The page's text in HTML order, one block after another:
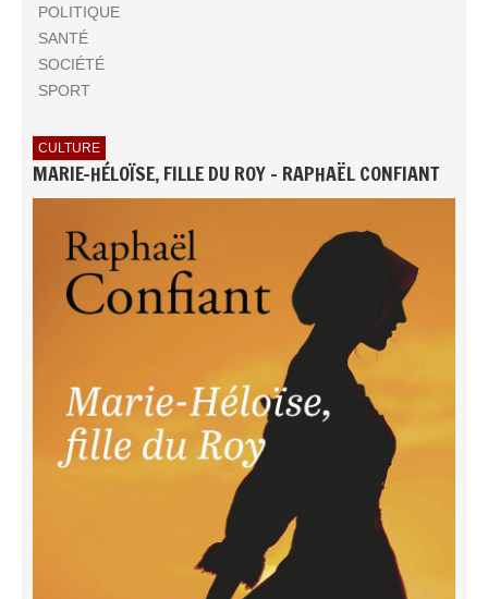
POLITIQUE
SANTÉ
SOCIÉTÉ
SPORT
CULTURE
MARIE-HÉLOÏSE, FILLE DU ROY - RAPHAËL CONFIANT